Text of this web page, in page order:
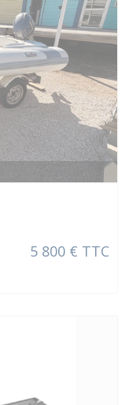
5 800 € TTC